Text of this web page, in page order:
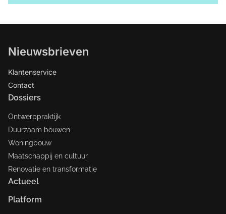
Nieuwsbrieven
Klantenservice
Contact
Dossiers
Ontwerppraktijk
Duurzaam bouwen
Woningbouw
Maatschappij en cultuur
Renovatie en transformatie
Actueel
Platform